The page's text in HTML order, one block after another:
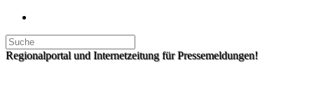
Regionalportal und Internetzeitung für Pressemeldungen!